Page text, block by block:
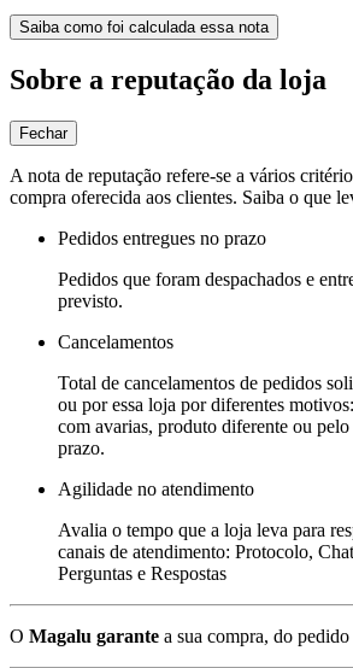
Saiba como foi calculada essa nota
Sobre a reputação da loja
Fechar
A nota de reputação refere-se a vários
compra oferecida aos clientes. Saiba o que
Pedidos entregues no prazo
Pedidos que foram despachados e
previsto.
Cancelamentos
Total de cancelamentos de pedidos
ou por essa loja por diferentes
com avarias, produto diferente ou
prazo.
Agilidade no atendimento
Avalia o tempo que a loja leva para
canais de atendimento: Protocolo,
Perguntas e Respostas
O Magalu garante a sua compra, do pedido